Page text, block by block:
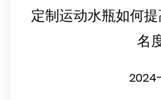
定制运动水瓶如何
名